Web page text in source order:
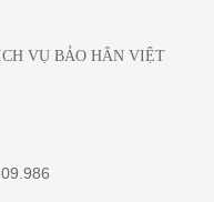
VỤ BẢO HÂN VIỆT